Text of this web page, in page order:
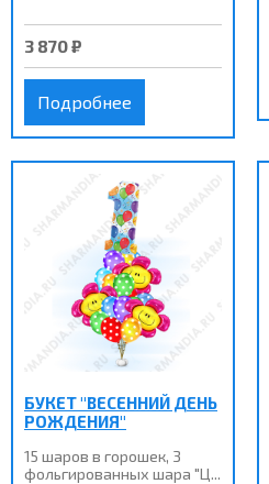
3 870 ₽
Подробнее
БУКЕТ "ВЕСЕННИЙ ДЕНЬ
РОЖДЕНИЯ"
15 шаров в горошек, 3
фольгированных шара "Ц...